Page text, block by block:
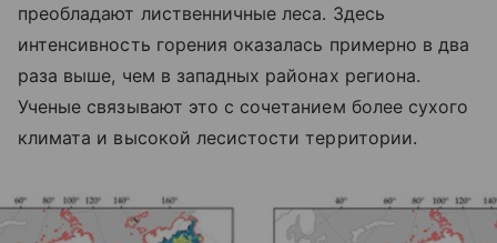
преобладают лиственничные леса. Здесь
интенсивность горения оказалась примерно в два
раза выше, чем в западных районах региона.
Ученые связывают это с сочетанием более сухого
климата и высокой лесистости территории.